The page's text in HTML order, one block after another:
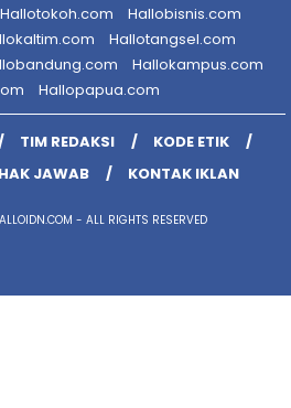
Hallotokoh.com
Hallobisnis.com
Hallotangsel.com
Hallokampus.com
Hallopapua.com
TIM REDAKSI
KODE ETIK
HAK JAWAB KONTAK IKLAN
- ALL RIGHTS RESERVED